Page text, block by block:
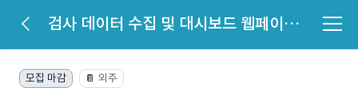
검사 데이터 수집 및 대시보드 웹페이지 프런트엔드 개발
모집 마감 📔 외주